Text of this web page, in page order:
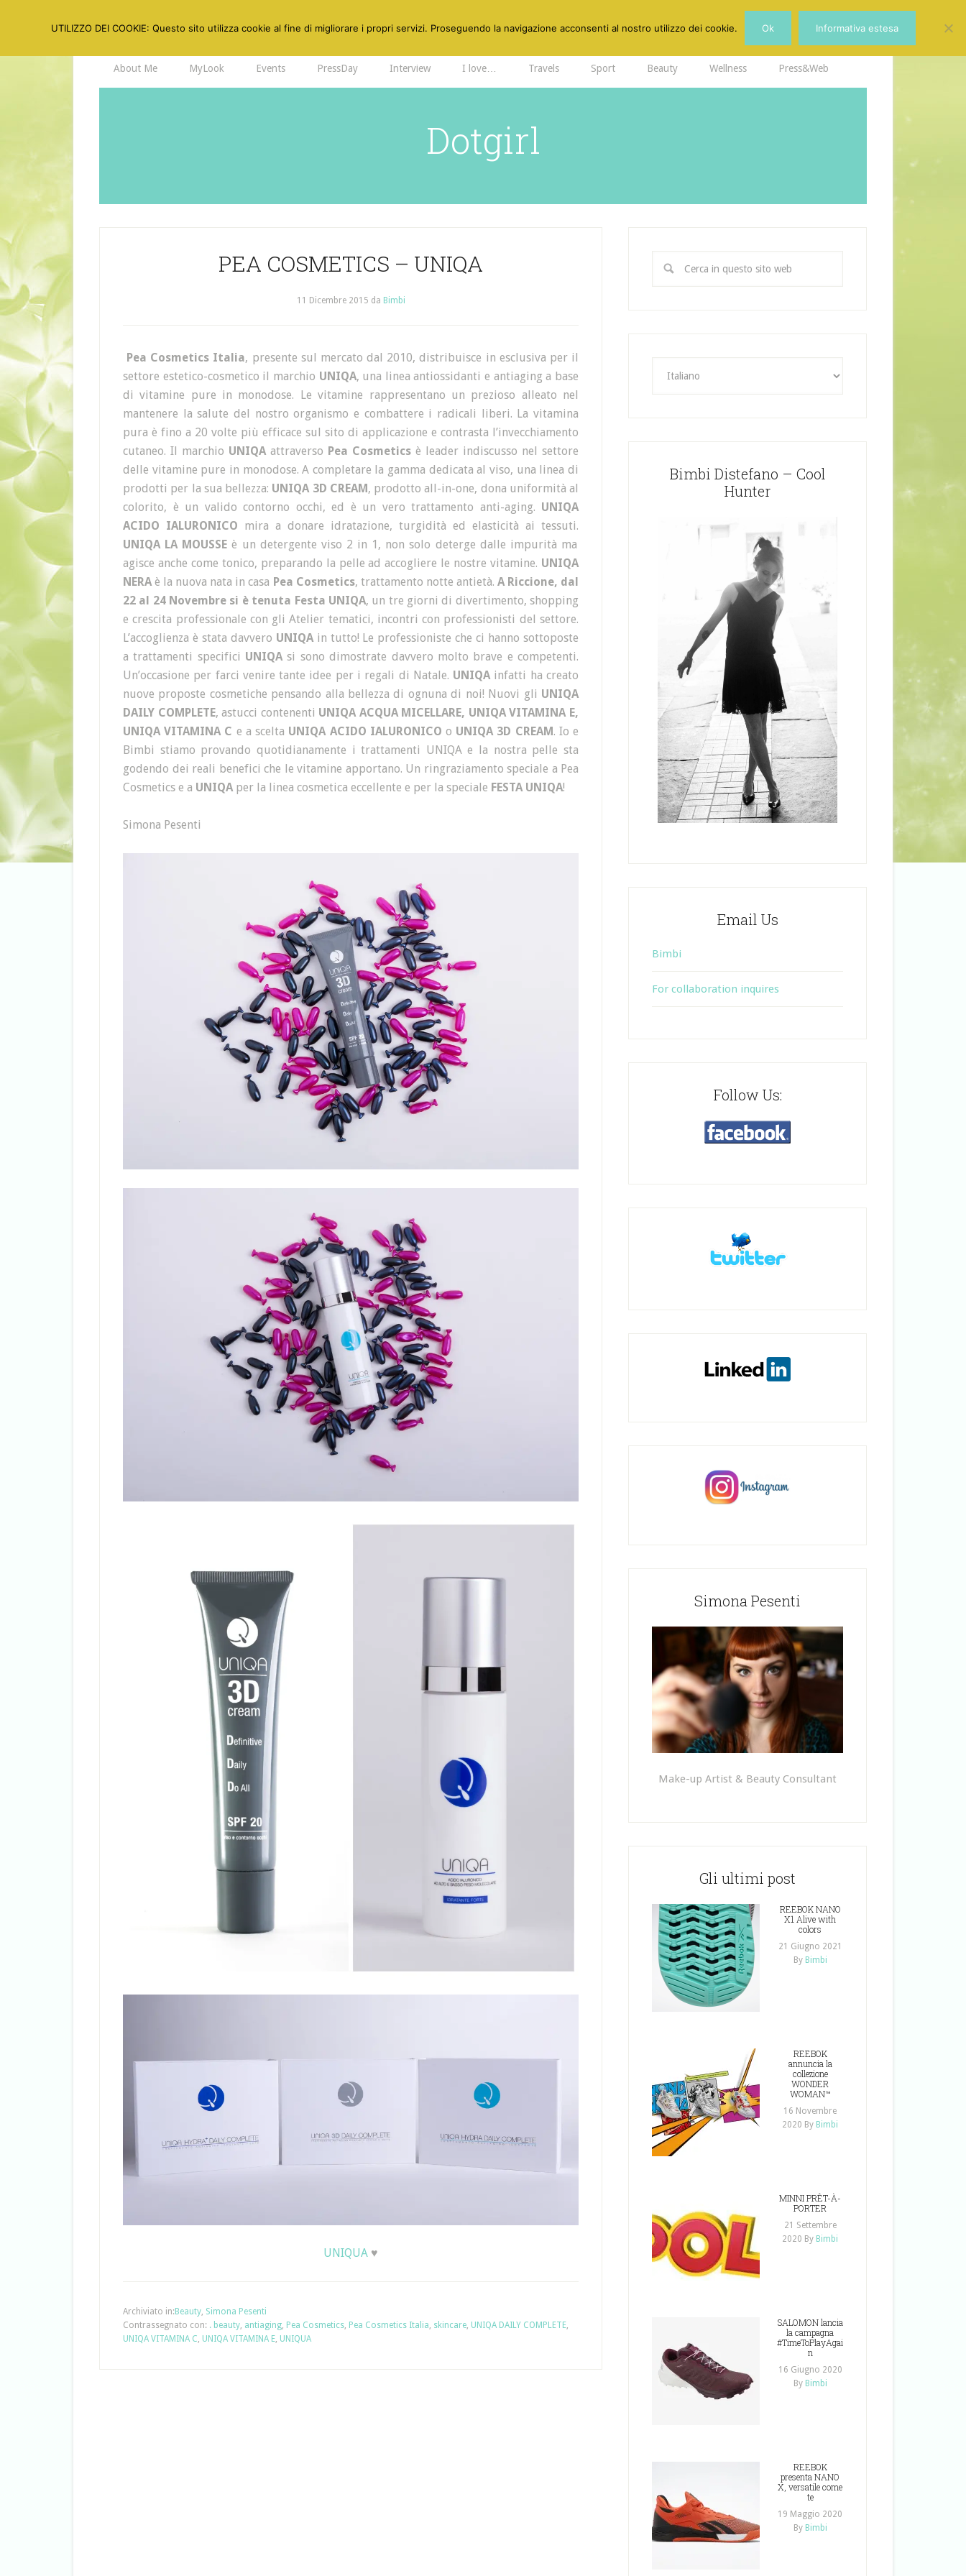
About Me MyLook Events PressDay Interview I love… Travels Sport Beauty Wellness Press&Web
Dotgirl
PEA COSMETICS – UNIQA
11 Dicembre 2015 da Bimbi
Pea Cosmetics Italia, presente sul mercato dal 2010, distribuisce in esclusiva per il
settore estetico-cosmetico il marchio UNIQA, una linea antiossidanti e antiaging a base
di vitamine pure in monodose. Le vitamine rappresentano un prezioso alleato nel
mantenere la salute del nostro organismo e combattere i radicali liberi. La vitamina
pura è fino a 20 volte più efficace sul sito di applicazione e contrasta l’invecchiamento
cutaneo. Il marchio UNIQA attraverso Pea Cosmetics è leader indiscusso nel settore
delle vitamine pure in monodose. A completare la gamma dedicata al viso, una linea di
prodotti per la sua bellezza: UNIQA 3D CREAM, prodotto all-in-one, dona uniformità al
colorito, è un valido contorno occhi, ed è un vero trattamento anti-aging. UNIQA
ACIDO IALURONICO mira a donare idratazione, turgidità ed elasticità ai tessuti.
UNIQA LA MOUSSE è un detergente viso 2 in 1, non solo deterge dalle impurità ma
agisce anche come tonico, preparando la pelle ad accogliere le nostre vitamine. UNIQA
NERA è la nuova nata in casa Pea Cosmetics, trattamento notte antietà. A Riccione, dal
22 al 24 Novembre si è tenuta Festa UNIQA, un tre giorni di divertimento, shopping
e crescita professionale con gli Atelier tematici, incontri con professionisti del settore.
L’accoglienza è stata davvero UNIQAin tutto! Le professioniste che ci hanno sottoposte
a trattamenti specifici UNIQA si sono dimostrate davvero molto brave e competenti.
Un’occasione per farci venire tante idee per i regali di Natale. UNIQA infatti ha creato
nuove proposte cosmetiche pensando alla bellezza di ognuna di noi! Nuovi gli UNIQA
DAILY COMPLETE, astucci contenenti UNIQA ACQUA MICELLARE, UNIQA VITAMINA E,
UNIQA VITAMINA C e a scelta UNIQA ACIDO IALURONICO o UNIQA 3D CREAM. Io e
Bimbi stiamo provando quotidianamente i trattamenti UNIQA e la nostra pelle sta
godendo dei reali benefici che le vitamine apportano. Un ringraziamento speciale a Pea
Cosmetics e a UNIQA per la linea cosmetica eccellente e per la speciale FESTA UNIQA!
Simona Pesenti
UNIQUA ♥
Archiviato in:Beauty Simona Pesenti
Contrassegnato con: . beauty antiaging Pea Cosmetics Pea Cosmetics Italia skincare UNIQA DAILY COMPLETE
UNIQA VITAMINA C UNIQA VITAMINA E UNIQUA
Bimbi Distefano – Cool
Hunter
Email Us
Bimbi
For collaboration inquires
Follow Us:
Simona Pesenti
Make-up Artist & Beauty Consultant
Gli ultimi post
REEBOK NANO
X1 Alive with
colors
21 Giugno 2021
By Bimbi
REEBOK
annuncia la
collezione
WONDER
WOMAN™
16 Novembre
2020 By Bimbi
MINNI PRÊT-À-
PORTER
21 Settembre
2020 By Bimbi
SALOMON lancia
la campagna
#TimeToPlayAgai
n
16 Giugno 2020
By Bimbi
REEBOK
presenta NANO
X, versatile come
te
19 Maggio 2020
By Bimbi
UTILIZZO DEI COOKIE: Questo sito utilizza cookie al fine di migliorare i propri servizi. Proseguendo la navigazione acconsenti al nostro utilizzo dei cookie. Ok Informativa estesa